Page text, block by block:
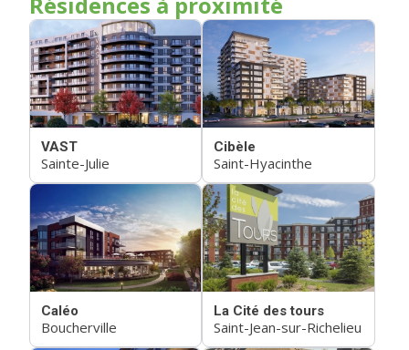
VAST
Sainte-Julie
Cibèle
Saint-Hyacinthe
Caléo
Boucherville
La Cité des tours
Saint-Jean-sur-Richelieu